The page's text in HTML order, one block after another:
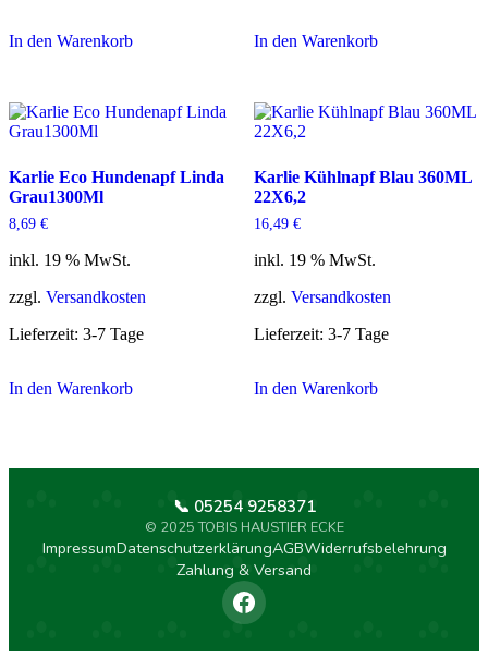
In den Warenkorb In den Warenkorb
Karlie Eco Hundenapf Linda
Grau1300Ml
8,69 €
inkl. 19 % MwSt.
zzgl. Versandkosten
Lieferzeit: 3-7 Tage
In den Warenkorb
Karlie Kühlnapf Blau 360ML
22X6,2
16,49 €
inkl. 19 % MwSt.
zzgl. Versandkosten
Lieferzeit: 3-7 Tage
In den Warenkorb
ImpressumDatenschutzerklärungAGBWiderrufsbelehrung
Zahlung & Versand
📞 05254 9258371
© 2025 TOBIS HAUSTIER ECKE